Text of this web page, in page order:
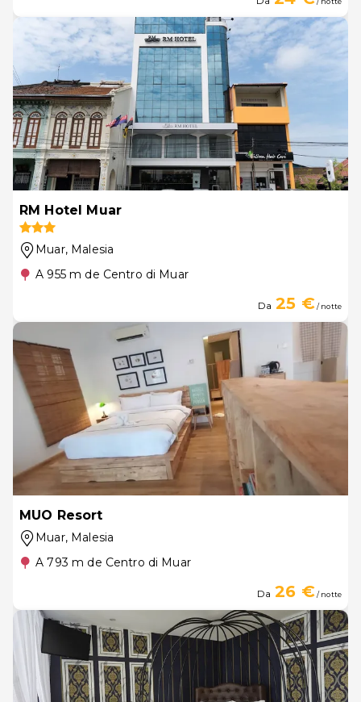
RM Hotel Muar
Muar, Malesia
A 955 m de Centro di Muar
Da 25 €/ notte
MUO Resort
Muar, Malesia
A 793 m de Centro di Muar
Da 26 €/ notte